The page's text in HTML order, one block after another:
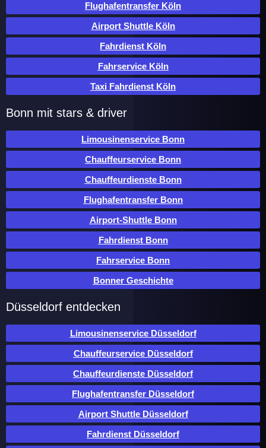
Flughafentransfer Köln
Airport Shuttle Köln
Fahrdienst Köln
Fahrservice Köln
Taxi Fahrdienst Köln
Bonn mit stars & driver
Limousinenservice Bonn
Chauffeurservice Bonn
Chauffeurdienste Bonn
Flughafentransfer Bonn
Airport-Shuttle Bonn
Fahrdienst Bonn
Fahrservice Bonn
Bonner Geschichte
Düsseldorf entdecken
Limousinenservice Düsseldorf
Chauffeurservice Düsseldorf
Chauffeurdienste Düsseldorf
Flughafentransfer Düsseldorf
Airport Shuttle Düsseldorf
Fahrdienst Düsseldorf